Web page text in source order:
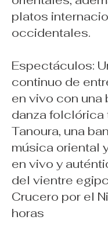
platos
occidentales.
Espectáculos:
continuo de
en vivo con una
danza folclórica
Tanoura, una
música oriental
en vivo y
del vientre
Crucero por el
horas